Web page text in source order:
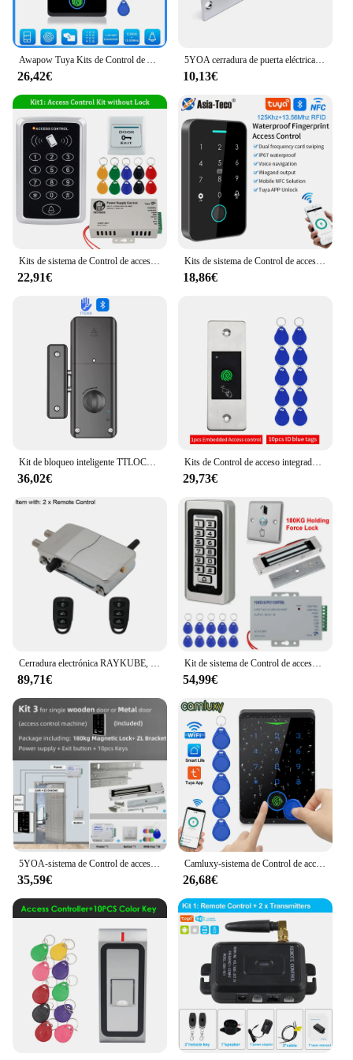
26,42€
5YOA cerradura de puerta eléctrica, sistema de Control de acceso electrónico, nuevo, a prueba de fallos, 5YOA, nuevo StrikeL01
10,13€
22,91€
Kits de sistema de Control de acceso de cerradura de puerta con pantalla de 1,77 pulgadas, teclado Bluetooth, lector de tarjetas IC RFID, huella dactilar, teclado de Metal, aplicación Tuya
18,86€
36,02€
Kits de Control de acceso integrados de Metal, juego de F99, lector de llavero RFID de 125KHz, cerradura de puerta eléctrica con huella dactilar, abridor de puerta impermeable
29,73€
89,71€
Kit de sistema de Control de acceso de puerta, teclado RFID IP68, impermeable, cerradura magnética eléctrica electromagnética para exteriores, sistema de entrada de puerta
54,99€
5YOA-sistema de Control de acceso de puerta Tuya Wifi, resistente al agua, controlador de teclado RFID, aplicación de desbloqueo remoto, cerraduras eléctricas magnéticas
35,59€
Camluxy-sistema de Control de acceso para puerta eléctrica, kit de cerradura magnética con teclado RFID, huella dactilar, resistente al agua, 2,4G, Wifi, aplicación Tuya
26,68€